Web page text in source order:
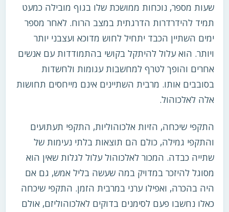
שעות מספר, נוכחות ממושכת שלו בגוף מובילה כמעט
תמיד להידרדרות הדרגתית במצב הרוח. לאחר מספר
ימים השתיין הכבד יתחיל לחוש מדוכא ועצבני יותר
ויותר. הוא עלול להיתקל בקושי בהתמודדות עם אנשים
אחרים והופך לטרף למחשבות עגומות ולחשדות
בסובבים אותו. מרבית השתיינים אינם מייחסים תחושות
אלה לאלכוהול.
התקפי שיכחה, הזיות אלכוהוליות, התקפי תעתועים
והתקפי גמילה, כולם הם תוצאות בלתי נעימות של
שתייה כבדה. המכור לאלכוהול עלול לגלות שאין הוא
מסוגל להיזכר במדויק במה שעשה בליל אמש, גם אם
היה בהכרה, ואפילו ערני במרבית הזמן. התקפי שיכחה
כאלו נחשבו פעם לסימנים בדוקים לאלכוהוליזם, אולם